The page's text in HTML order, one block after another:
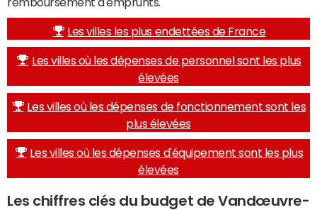
Les villes les plus endettées de France
Les villes où les dépenses de personnel sont les plus
élevées
Les villes où les dépenses de fonctionnement sont les
plus élevées
Les villes où les dépenses d'équipement sont les plus
élevées
Les chiffres clés du budget de Vandœuvre-